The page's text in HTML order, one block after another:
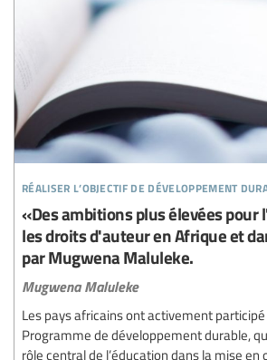
réaliser l’objectif de développement
«Des ambitions plus élevées pour
les droits d'auteur en Afrique et
par Mugwena Maluleke.
Mugwena Maluleke
Les pays africains ont activement participé
Programme de développement durable,
rôle central de l’éducation dans la mise